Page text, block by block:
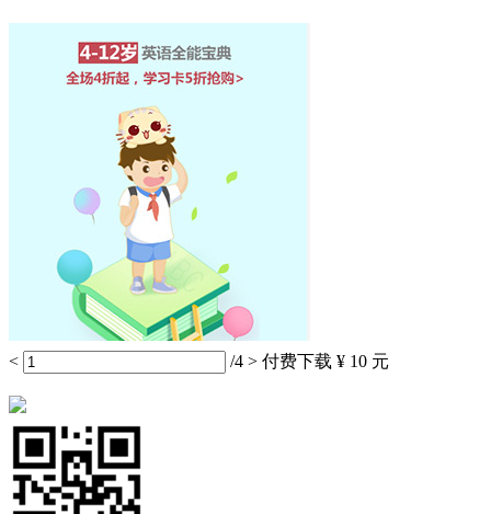
< /4 > 付费下载 ¥ 10 元